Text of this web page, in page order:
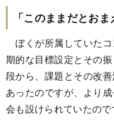
「このままだとお
ぼくが所属していた
期的な目標設定とその
段から、課題とその改
あったのですが、より
会も設けられていたので